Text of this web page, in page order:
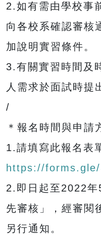
2.如有需由學校事
向各校系確認審核
加說明實習條件。
3.有關實習時間及
人需求於面試時提
/
＊報名時間與申請
1.請填寫此報名表
https://forms.gle/
2.即日起至2022
先審核」，經審閱
另行通知。